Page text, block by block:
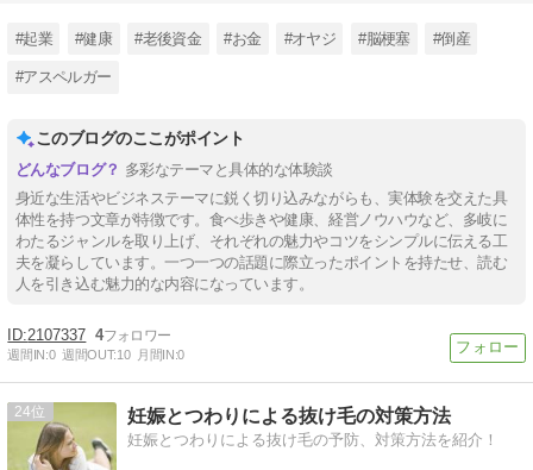
#起業 #健康 #老後資金 #お金 #オヤジ #脳梗塞 #倒産
#アスペルガー
このブログのここがポイント
多彩なテーマと具体的な体験談
身近な生活やビジネステーマに鋭く切り込みながらも、実体験を交えた具
体性を持つ文章が特徴です。食べ歩きや健康、経営ノウハウなど、多岐に
わたるジャンルを取り上げ、それぞれの魅力やコツをシンプルに伝える工
夫を凝らしています。一つ一つの話題に際立ったポイントを持たせ、読む
人を引き込む魅力的な内容になっています。
2107337 4
週間IN:0 週間OUT:10 月間IN:0
24 妊娠とつわりによる抜け毛の対策方法
妊娠とつわりによる抜け毛の予防、対策方法を紹介！